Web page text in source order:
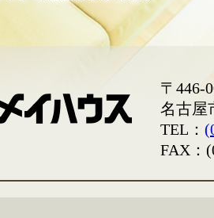
〒446-
名古屋
TEL：
FAX：